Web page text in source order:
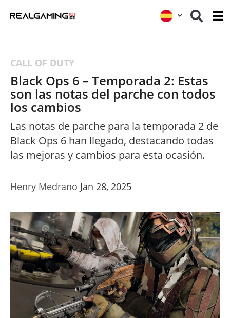
CALL OF DUTY
Black Ops 6 – Temporada 2: Estas
son las notas del parche con todos
los cambios
Las notas de parche para la temporada 2 de
Black Ops 6 han llegado, destacando todas
las mejoras y cambios para esta ocasión.
Henry Medrano Jan 28, 2025